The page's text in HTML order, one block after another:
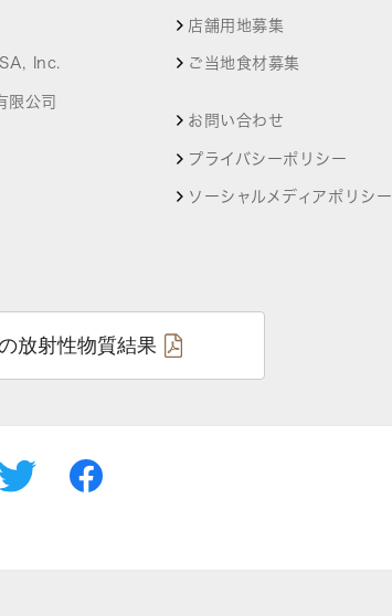
Inc.
限公司
店舗用地募集
ご当地食材募集
お問い合わせ
プライバシーポリシー
ソーシャルメディアポリシー
放射性物質結果